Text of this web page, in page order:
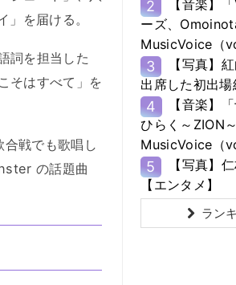
を届ける。
詞を担当した
そはすべて」を
戦でも歌唱し
の話題曲
2
【音楽】
ーズ、
MusicVoice（
3
【写真】
出席した初出場
4
【音楽】
ひらく～ZION
MusicVoice（
5
【写真】
【エンタメ】
ラン